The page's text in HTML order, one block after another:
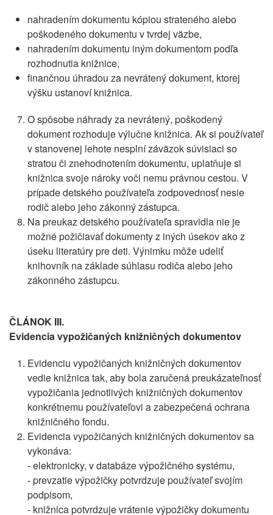
nahradením dokumentu kópiou strateného alebo
poškodeného dokumentu v tvrdej väzbe,
nahradením dokumentu iným dokumentom podľa
rozhodnutia knižnice,
finančnou úhradou za nevrátený dokument, ktorej
výšku ustanoví knižnica.
O spôsobe náhrady za nevrátený, poškodený
dokument rozhoduje výlučne knižnica. Ak si používateľ
v stanovenej lehote nesplní záväzok súvisiaci so
stratou či znehodnotením dokumentu, uplatňuje si
knižnica svoje nároky voči nemu právnou cestou. V
prípade detského používateľa zodpovednosť nesie
rodič alebo jeho zákonný zástupca.
Na preukaz detského používateľa spravidla nie je
možné požičiavať dokumenty z iných úsekov ako z
úseku literatúry pre deti. Výnimku môže udeliť
knihovník na základe súhlasu rodiča alebo jeho
zákonného zástupcu.
ČLÁNOK III.
Evidencia vypožičaných knižničných dokumentov
Evidenciu vypožičaných knižničných dokumentov
vedie knižnica tak, aby bola zaručená preukázateľnosť
vypožičania jednotlivých knižničných dokumentov
konkrétnemu používateľovi a zabezpečená ochrana
knižničného fondu.
Evidencia vypožičaných knižničných dokumentov sa
vykonáva:
- elektronicky, v databáze výpožičného systému,
- prevzatie výpožičky potvrdzuje používateľ svojím
podpisom,
- knižnica potvrdzuje vrátenie výpožičky dokumentu